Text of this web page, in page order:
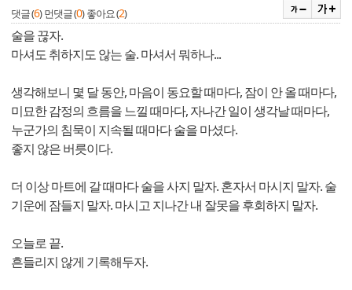
댓글 (6) 먼댓글 (0) 좋아요 (2)
술을 끊자.
마셔도 취하지도 않는 술. 마셔서 뭐하나...
생각해보니 몇 달 동안, 마음이 동요할 때마다, 잠이 안 올 때마다,
미묘한 감정의 흐름을 느낄 때마다, 자나간 일이 생각날 때마다,
누군가의 침묵이 지속될 때마다 술을 마셨다.
좋지 않은 버릇이다.
더 이상 마트에 갈 때마다 술을 사지 말자. 혼자서 마시지 말자. 술
기운에 잠들지 말자. 마시고 지나간 내 잘못을 후회하지 말자.
오늘로 끝.
흔들리지 않게 기록해두자.